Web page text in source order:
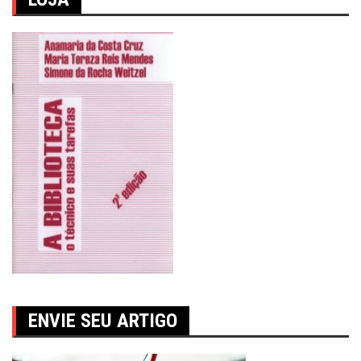
ENVIE SEU ARTIGO